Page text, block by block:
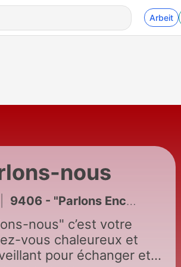
Arbeit
nous
9406 - "Parlons Encore" : Qu'est-ce que les tocs ?
nous" c’est votre
vous chaleureux et
pour échanger et